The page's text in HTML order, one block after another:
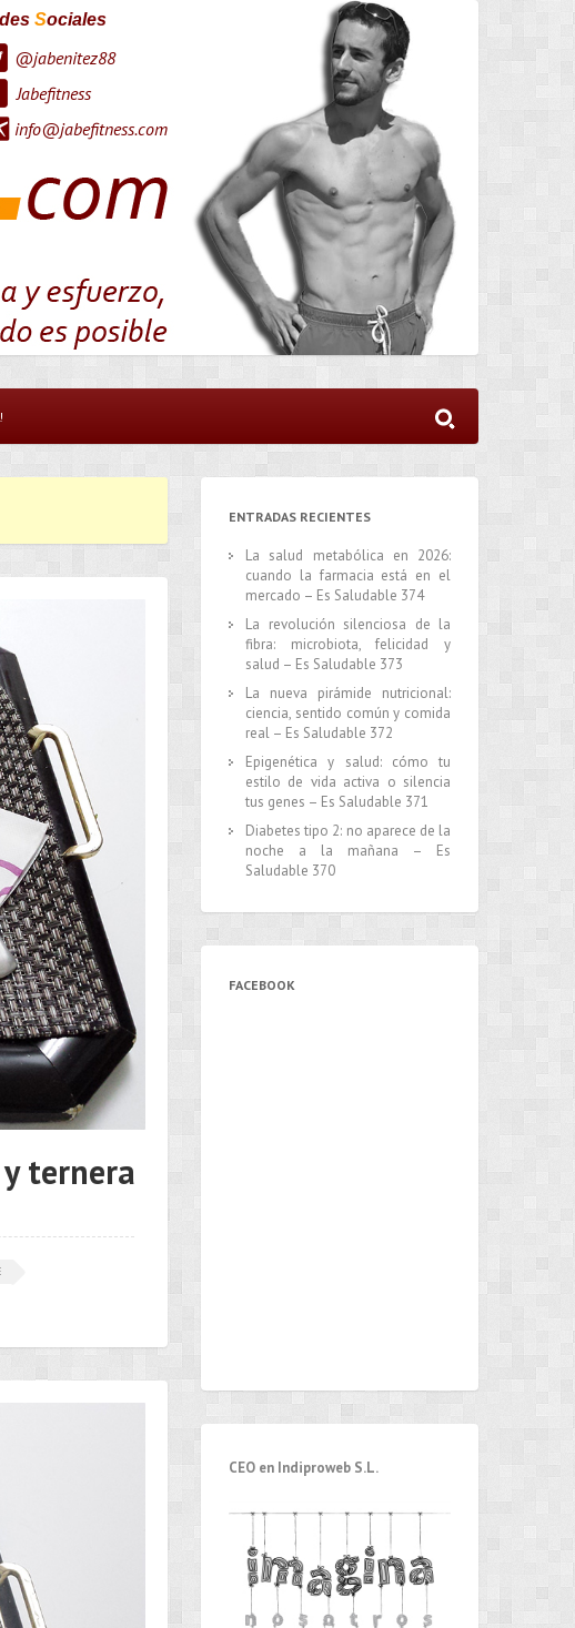
Sociales
@jabenitez88
Jabefitness
info@jabefitness.com
ternera
ENTRADAS RECIENTES
La salud metabólica en 2026:
cuando la farmacia está en el
mercado – Es Saludable 374
La revolución silenciosa de la
fibra: microbiota, felicidad y
salud – Es Saludable 373
La nueva pirámide nutricional:
ciencia, sentido común y comida
real – Es Saludable 372
Epigenética y salud: cómo tu
estilo de vida activa o silencia
tus genes – Es Saludable 371
Diabetes tipo 2: no aparece de la
noche a la mañana – Es
Saludable 370
FACEBOOK
CEO en Indiproweb S.L.